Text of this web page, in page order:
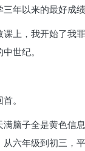
年以来的最好成绩
课上，我开始了我
世纪。
。
满脑子全是黄色信
从六年级到初三，